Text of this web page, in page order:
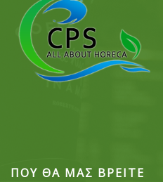
ΠΟΥ ΘΑ ΜΑΣ ΒΡΕΙΤΕ